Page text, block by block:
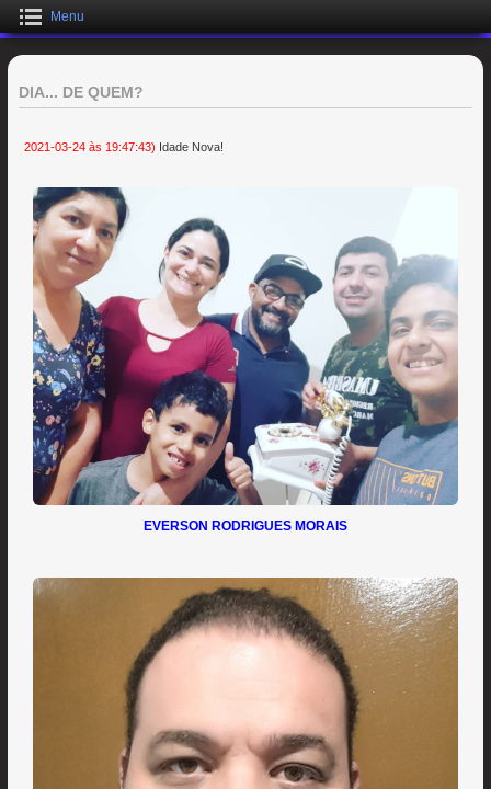
Menu
DIA... DE QUEM?
2021-03-24 às 19:47:43) Idade Nova!
EVERSON RODRIGUES MORAIS